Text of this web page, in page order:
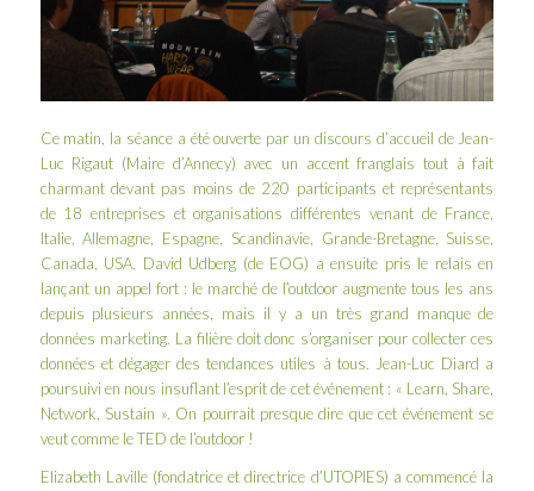
Ce matin, la séance a été ouverte par un discours d’accueil de Jean-
Luc Rigaut (Maire d’Annecy) avec un accent franglais tout à fait
charmant devant pas moins de 220 participants et représentants
de 18 entreprises et organisations différentes venant de France,
Italie, Allemagne, Espagne, Scandinavie, Grande-Bretagne, Suisse,
Canada, USA. David Udberg (de EOG) a ensuite pris le relais en
lançant un appel fort : le marché de l’outdoor augmente tous les ans
depuis plusieurs années, mais il y a un très grand manque de
données marketing. La filière doit donc s’organiser pour collecter ces
données et dégager des tendances utiles à tous. Jean-Luc Diard a
poursuivi en nous insuflant l’esprit de cet événement : « Learn, Share,
Network, Sustain ». On pourrait presque dire que cet événement se
veut comme leTED de l’outdoor !
Elizabeth Laville (fondatrice et directrice d’UTOPIES) a commencé la